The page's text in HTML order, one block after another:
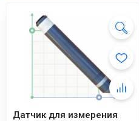
Датчик для измерения